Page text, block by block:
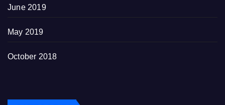
June 2019
May 2019
October 2018